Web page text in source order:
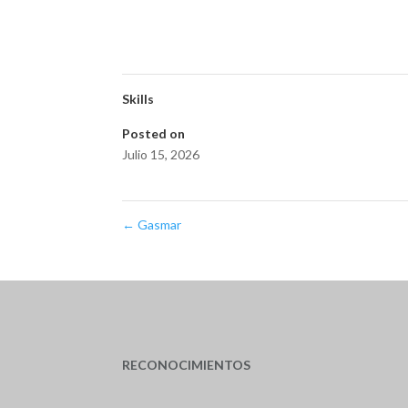
Skills
Posted on
Julio 15, 2026
← Gasmar
RECONOCIMIENTOS